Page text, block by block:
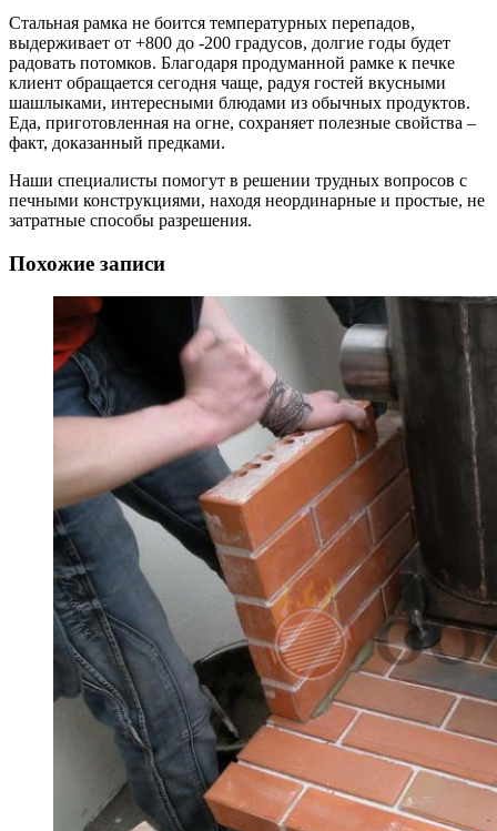
Стальная рамка не боится температурных перепадов,
выдерживает от +800 до -200 градусов, долгие годы будет
радовать потомков. Благодаря продуманной рамке к печке
клиент обращается сегодня чаще, радуя гостей вкусными
шашлыками, интересными блюдами из обычных продуктов.
Еда, приготовленная на огне, сохраняет полезные свойства –
факт, доказанный предками.
Наши специалисты помогут в решении трудных вопросов с
печными конструкциями, находя неординарные и простые, не
затратные способы разрешения.
Похожие записи